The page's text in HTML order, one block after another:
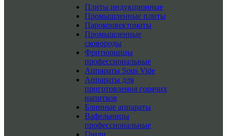
Плиты индукционные
Промышленные плиты
Пароконвектоматы
Промышленные
сковороды
Фритюрницы
профессиональные
Аппараты Sous Vide
Аппараты для
приготовления горячих
напитков
Блинные аппараты
Вафельницы
профессиональные
Грили